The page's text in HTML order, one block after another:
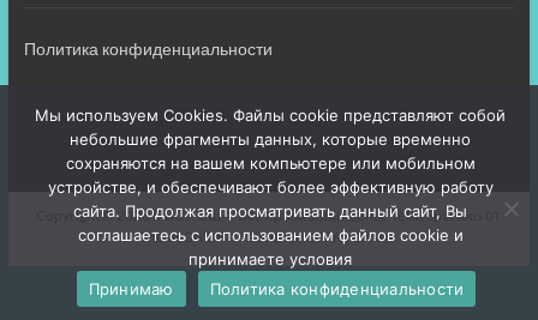
Политика конфиденциальности
Copyright © 2026МБОУ СШ 4. Все права защищены. ТемаSpacious
ThemeGrill. На платформе:WordPress.
Мы используем Cookies. Файлы cookie представляют собой
небольшие фрагменты данных, которые временно
сохраняются на вашем компьютере или мобильном
устройстве, и обеспечивают более эффективную работу
сайта. Продолжая просматривать данный сайт, Вы
соглашаетесь с использованием файлов cookie и
принимаете условия
Принимаю
Политика конфиденциальности